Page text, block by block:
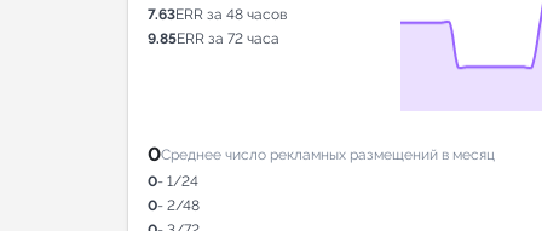
7.63ERR за 48 часов
9.85ERR за 72 часа
0Среднее число рекламных размещений в месяц
0- 1/24
0- 2/48